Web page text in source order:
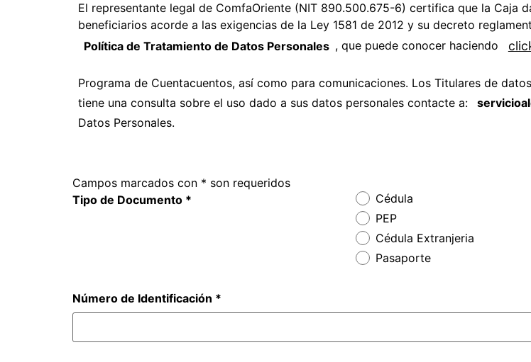
El representante legal de ComfaOriente (NIT 890.500.675-6) certifica que la Caja
beneficiarios acorde a las exigencias de la Ley 1581 de 2012 y su decreto
Política de Tratamiento de Datos Personales , que puede conocer haciendo
Programa de Cuentacuentos, así como para comunicaciones. Los Titulares de
tiene una consulta sobre el uso dado a sus datos personales contacte a:
Datos Personales.
Campos marcados con * son requeridos
Tipo de Documento *
Cédula
PEP
Cédula Extranjeria
Pasaporte
Número de Identificación *